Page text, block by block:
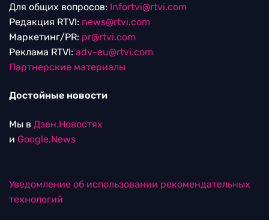
Для общих вопросов: Infortvi@rtvi.com
Редакция RTVI: news@rtvi.com
Маркетинг/PR: pr@rtvi.com
Реклама RTVI: adv-eu@rtvi.com
Партнерские материалы
Достойные новости
Мы в Дзен.Новостях
и Google.News
Уведомление об использовании рекомендательных
технологий